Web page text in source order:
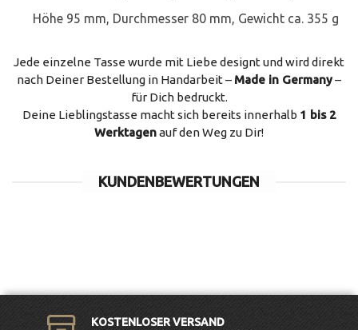
Höhe 95 mm, Durchmesser 80 mm, Gewicht ca. 355 g
Jede einzelne Tasse wurde mit Liebe designt und wird direkt
nach Deiner Bestellung in Handarbeit – Made in Germany–
für Dich bedruckt.
Deine Lieblingstasse macht sich bereits innerhalb 1 bis 2
Werktagenauf den Weg zu Dir!
KUNDENBEWERTUNGEN
KOSTENLOSER VERSAND